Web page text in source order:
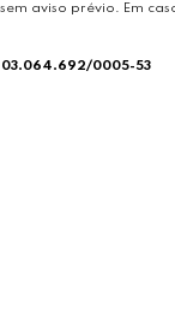
aviso prévio. Em
03.064.692/0005-53